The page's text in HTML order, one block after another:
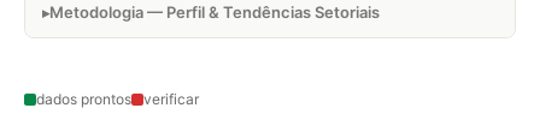
Metodologia — Perfil & Tendências Setoriais
dados prontos verificar